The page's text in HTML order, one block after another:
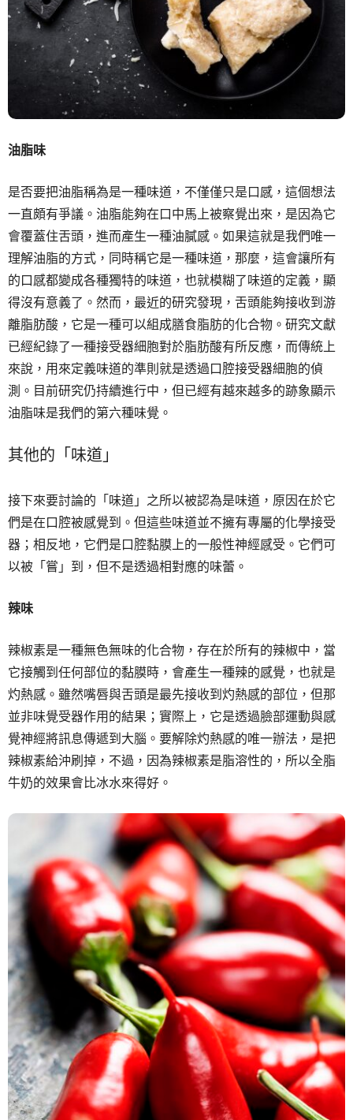
油脂味
是否要把油脂稱為是一種味道，不僅僅只是口感，這個想法
一直頗有爭議。油脂能夠在口中馬上被察覺出來，是因為它
會覆蓋住舌頭，進而產生一種油膩感。如果這就是我們唯一
理解油脂的方式，同時稱它是一種味道，那麼，這會讓所有
的口感都變成各種獨特的味道，也就模糊了味道的定義，顯
得沒有意義了。然而，最近的研究發現，舌頭能夠接收到游
離脂肪酸，它是一種可以組成膳食脂肪的化合物。研究文獻
已經紀錄了一種接受器細胞對於脂肪酸有所反應，而傳統上
來說，用來定義味道的準則就是透過口腔接受器細胞的偵
測。目前研究仍持續進行中，但已經有越來越多的跡象顯示
油脂味是我們的第六種味覺。
其他的「味道」
接下來要討論的「味道」之所以被認為是味道，原因在於它
們是在口腔被感覺到。但這些味道並不擁有專屬的化學接受
器；相反地，它們是口腔黏膜上的一般性神經感受。它們可
以被「嘗」到，但不是透過相對應的味蕾。
辣味
辣椒素是一種無色無味的化合物，存在於所有的辣椒中，當
它接觸到任何部位的黏膜時，會產生一種辣的感覺，也就是
灼熱感。雖然嘴唇與舌頭是最先接收到灼熱感的部位，但那
並非味覺受器作用的結果；實際上，它是透過臉部運動與感
覺神經將訊息傳遞到大腦。要解除灼熱感的唯一辦法，是把
辣椒素給沖刷掉，不過，因為辣椒素是脂溶性的，所以全脂
牛奶的效果會比冰水來得好。